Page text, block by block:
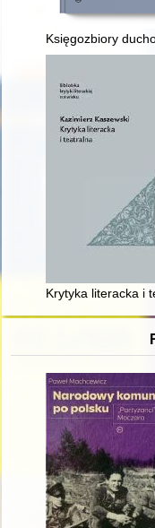
Księgozbiory
Krytyka literacka i